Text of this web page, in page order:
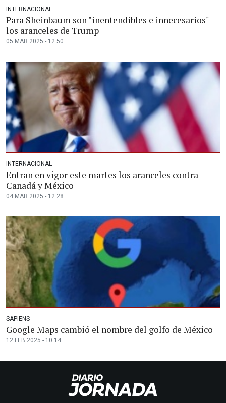
INTERNACIONAL
Para Sheinbaum son "inentendibles e innecesarios"
los aranceles de Trump
05 MAR 2025 - 12:50
INTERNACIONAL
Entran en vigor este martes los aranceles contra
Canadá y México
04 MAR 2025 - 12:28
SAPIENS
Google Maps cambió el nombre del golfo de México
12 FEB 2025 - 10:14